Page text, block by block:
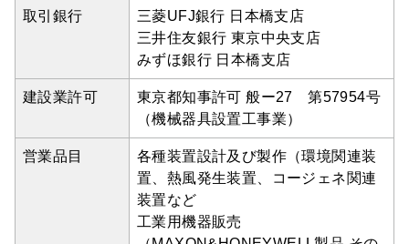
取引銀行
三菱UFJ銀行 日本橋支店
三井住友銀行 東京中央支店
みずほ銀行 日本橋支店
建設業許可
東京都知事許可 般ー27 第57954号
（機械器具設置工事業）
営業品目
各種装置設計及び製作（環境関連装
置、熱風発生装置、コージェネ関連
装置など
工業用機器販売